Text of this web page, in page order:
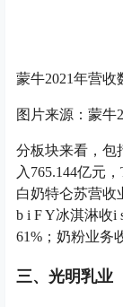
蒙牛2021年营收
图片来源：蒙牛
分板块来看，包
入765.144亿元，
白奶特仑苏营收
b i F Y冰淇淋收i
61%；奶粉业务
三、光明乳业